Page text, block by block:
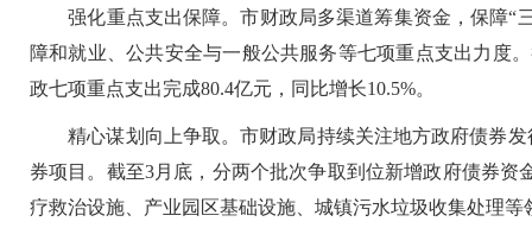
强化重点支出保障。市财政局多渠道筹集资金，保障“
障和就业、公共安全与一般公共服务等七项重点支出力度
政七项重点支出完成80.4亿元，同比增长10.5%。
精心谋划向上争取。市财政局持续关注地方政府债券发
券项目。截至3月底，分两个批次争取到位新增政府债券资
疗救治设施、产业园区基础设施、城镇污水垃圾收集处理等